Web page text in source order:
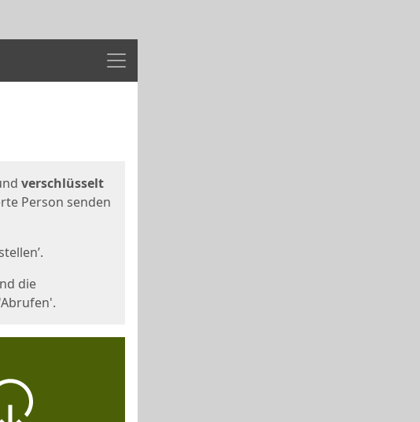
Menü
verschlüsselt
Person senden
die